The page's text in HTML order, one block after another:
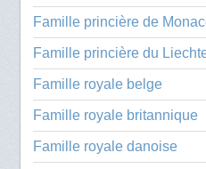
Famille princière de
Famille princière du
Famille royale belge
Famille royale britannique
Famille royale danoise